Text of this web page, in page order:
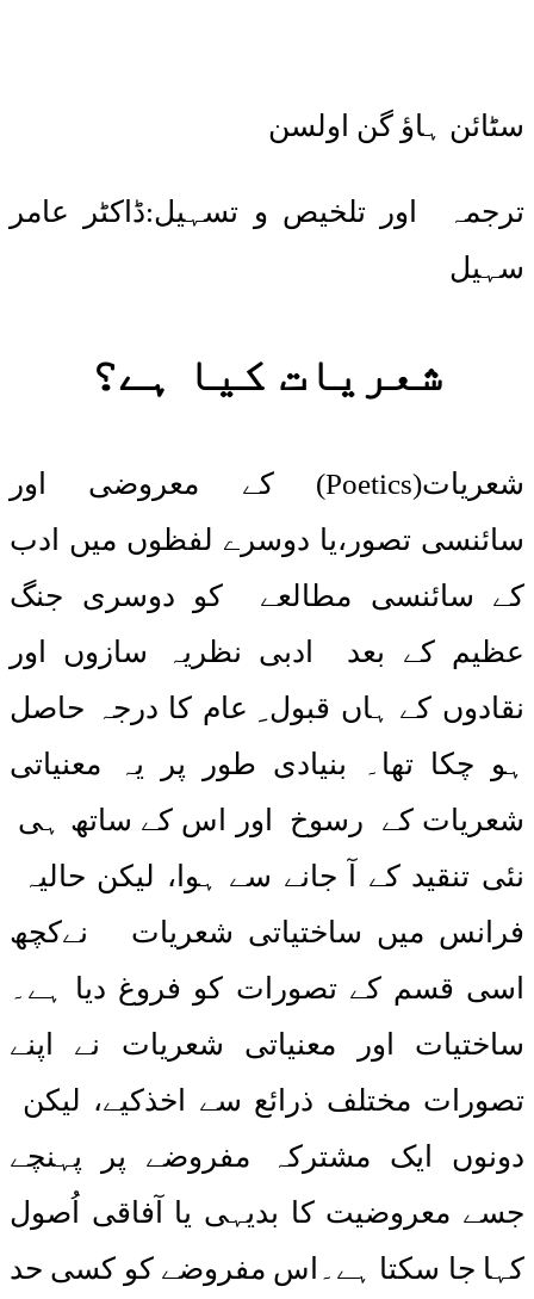
سٹائن ہاؤ گن اولسن
ترجمہ اور تلخیص و تسہیل:ڈاکٹر عامر
سہیل
شعریات کیا ہے؟
شعریات(Poetics) کے معروضی اور
سائنسی تصور،یا دوسرے لفظوں میں ادب
کے سائنسی مطالعے کو دوسری جنگ
عظیم کے بعد ادبی نظریہ سازوں اور
نقادوں کے ہاں قبول ِ عام کا درجہ حاصل
ہو چکا تھا۔ بنیادی طور پر یہ معنیاتی
شعریات کے رسوخ اور اس کے ساتھ ہی
نئی تنقید کے آ جانے سے ہوا، لیکن حالیہ
فرانس میں ساختیاتی شعریات نےکچھ
اسی قسم کے تصورات کو فروغ دیا ہے۔
ساختیات اور معنیاتی شعریات نے اپنے
تصورات مختلف ذرائع سے اخذکیے، لیکن
دونوں ایک مشترکہ مفروضے پر پہنچے
جسے معروضیت کا بدیہی یا آفاقی اُصول
کہا جا سکتا ہے۔اس مفروضے کو کسی حد